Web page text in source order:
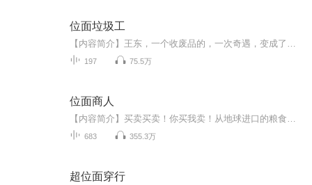
位面垃圾工
197 75.5万
位面商人
683 355.3万
超位面穿行